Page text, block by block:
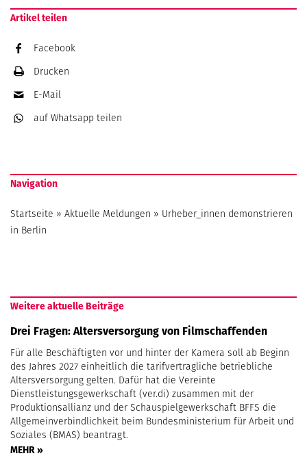
Artikel teilen
Facebook
Drucken
E-Mail
auf Whatsapp teilen
Navigation
Startseite » Aktuelle Meldungen » Urheber_innen demonstrieren
in Berlin
Weitere aktuelle Beiträge
Drei Fragen: Altersversorgung von Filmschaffenden
Für alle Beschäftigten vor und hinter der Kamera soll ab Beginn
des Jahres 2027 einheitlich die tarifvertragliche betriebliche
Altersversorgung gelten. Dafür hat die Vereinte
Dienstleistungsgewerkschaft (ver.di) zusammen mit der
Produktionsallianz und der Schauspielgewerkschaft BFFS die
Allgemeinverbindlichkeit beim Bundesministerium für Arbeit und
Soziales (BMAS) beantragt.
MEHR »